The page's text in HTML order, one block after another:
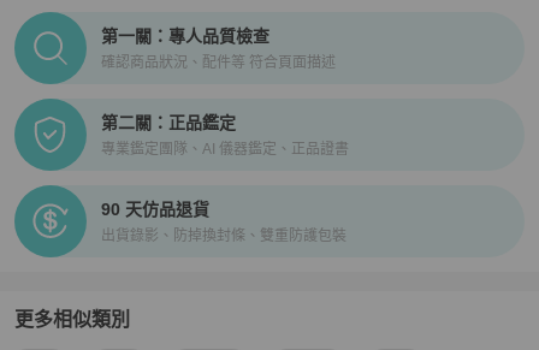
PopChill拍拍圈正品驗證、安心購檢驗流程介紹
第一關：專人品質檢查
確認商品狀況、配件等 符合頁面描述
第二關：正品鑑定
專業鑑定團隊、AI 儀器鑑定、正品證書
90 天仿品退貨
出貨錄影、防掉換封條、雙重防護包裝
更多相似類別